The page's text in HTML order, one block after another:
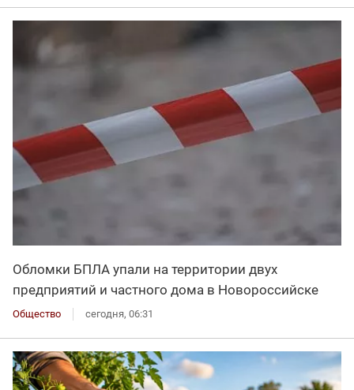
Обломки БПЛА упали на территории двух
предприятий и частного дома в Новороссийске
Общество сегодня, 06:31